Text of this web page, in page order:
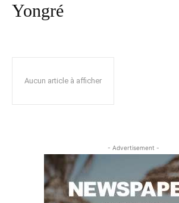
Yongré
Aucun article à afficher
- Advertisement -